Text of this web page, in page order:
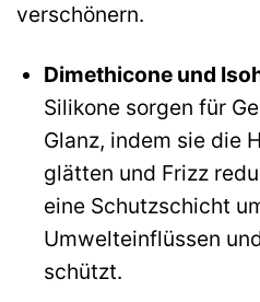
verschönern.
Dimethicone und
Silikone sorgen für
Glanz, indem sie die
glätten und Frizz
eine Schutzschicht
Umwelteinflüssen
schützt.